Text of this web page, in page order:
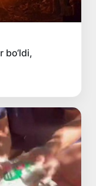
bo‘ldi,